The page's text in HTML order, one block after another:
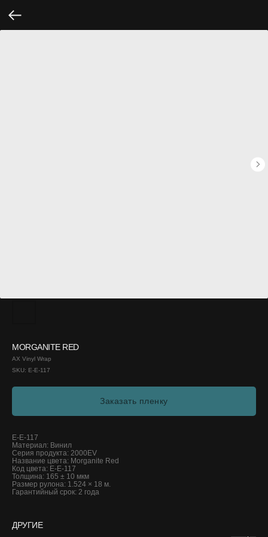
MORGANITE RED
AX Vinyl Wrap
SKU: E-E-117
Заказать пленку
E-E-117
Материал: Винил
Серия продукта: 2000EV
Название цвета: Morganite Red
Код цвета: E-E-117
Толщина: 165 ± 10 мкм
Размер рулона: 1.524 × 18 м.
Гарантийный срок: 2 года
ДРУГИЕ